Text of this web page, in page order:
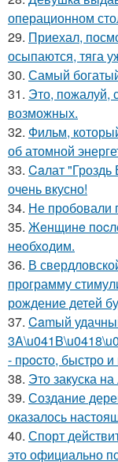
операционном
29. Приехал,
осыпаются, тяга
30. Самый
31. Это, пожалуй,
возможных.
32. Фильм,
об атомной
33. Caлат
очень вкусно!
34. Не пробовали
35. Жeнщинe
нeoбхoдим.
36. В
программу
рождение детей
37. Camый
- пpocто, быстро и
38. Это закуска
39. Создание
оказалось
40. Спорт
это официально